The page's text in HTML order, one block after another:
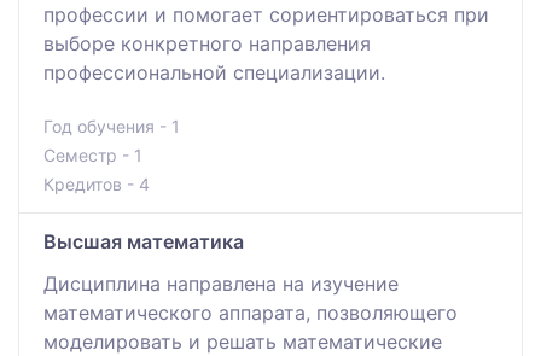
профессии и помогает сориентироваться при
выборе конкретного направления
профессиональной специализации.
Год обучения - 1
Семестр - 1
Кредитов - 4
Высшая математика
Дисциплина направлена на изучение
математического аппарата, позволяющего
моделировать и решать математические